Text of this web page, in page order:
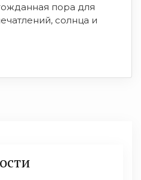
пора для
солнца и